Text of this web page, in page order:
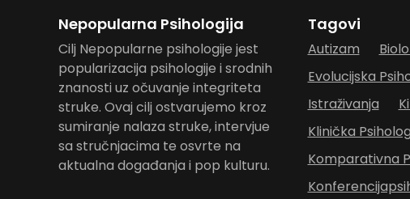
Nepopularna Psihologija
Cilj Nepopularne psihologije jest
popularizacija psihologije i srodnih
znanosti uz očuvanje integriteta
struke. Ovaj cilj ostvarujemo kroz
sumiranje nalaza struke, intervjue
sa stručnjacima te osvrte na
aktualna događanja i pop kulturu.
Tagovi
Autizam
Evolucijska
Istraživanja
Klinička
Komparativna